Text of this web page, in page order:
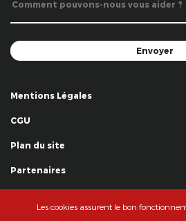
Mentions Légales
CGU
Plan du site
Partenaires
Les cookies assurent le bon